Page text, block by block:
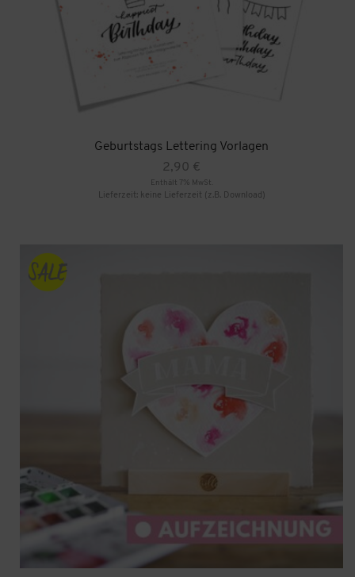
Geburtstags Lettering Vorlagen
2,90 €
Enthält 7% MwSt.
Lieferzeit: keine Lieferzeit (z.B. Download)